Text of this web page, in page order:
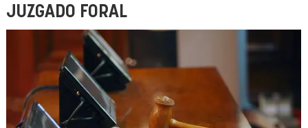
JUZGADO FORAL